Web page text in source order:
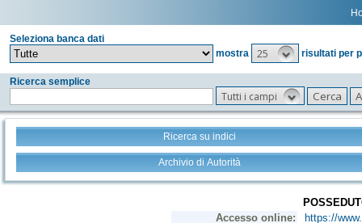
Seleziona banca dati
mostra
25 risultati per
Ricerca semplice
Tutti i campi
Ricerca su indici
Archivio di Autorità